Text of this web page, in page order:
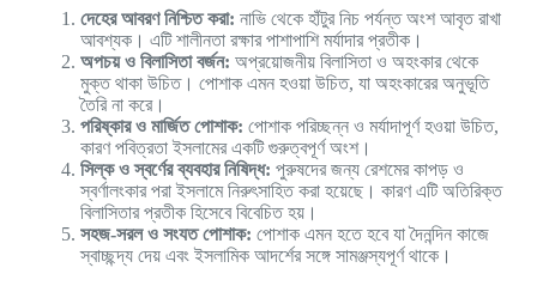
দেহের আবরণ নিশ্চিত করা: নাভি থেকে হাঁটুর নিচ পর্যন্ত অংশ আবৃত রাখা
আবশ্যক। এটি শালীনতা রক্ষার পাশাপাশি মর্যাদার প্রতীক।
অপচয় ও বিলাসিতা বর্জন: অপ্রয়োজনীয় বিলাসিতা ও অহংকার থেকে
মুক্ত থাকা উচিত। পোশাক এমন হওয়া উচিত, যা অহংকারের অনুভূতি
তৈরি না করে।
পরিষ্কার ও মার্জিত পোশাক: পোশাক পরিচ্ছন্ন ও মর্যাদাপূর্ণ হওয়া উচিত,
কারণ পবিত্রতা ইসলামের একটি গুরুত্বপূর্ণ অংশ।
সিল্ক ও স্বর্ণের ব্যবহার নিষিদ্ধ: পুরুষদের জন্য রেশমের কাপড় ও
স্বর্ণালংকার পরা ইসলামে নিরুৎসাহিত করা হয়েছে। কারণ এটি অতিরিক্ত
বিলাসিতার প্রতীক হিসেবে বিবেচিত হয়।
সহজ-সরল ও সংযত পোশাক: পোশাক এমন হতে হবে যা দৈনন্দিন কাজে
স্বাচ্ছন্দ্য দেয় এবং ইসলামিক আদর্শের সঙ্গে সামঞ্জস্যপূর্ণ থাকে।